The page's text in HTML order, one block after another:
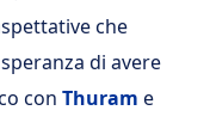
che
di avere
con Thuram e